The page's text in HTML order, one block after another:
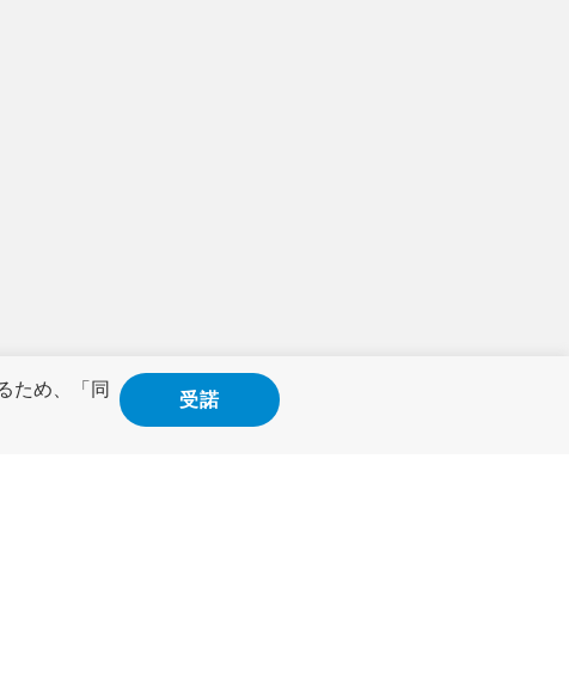
ため、「同
受諾